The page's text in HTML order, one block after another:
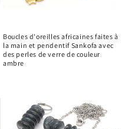
Boucles d'oreilles africaines faites à
la main et pendentif Sankofa avec
des perles de verre de couleur
ambre